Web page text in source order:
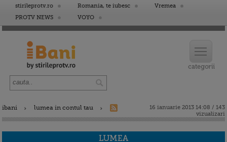
stirileprotv.ro Romania, te iubesc
Vremea
PROTV NEWS
VOYO
ibani lumea in contul tau
16 ianuarie 2013 14:08 / 143
vizualizari